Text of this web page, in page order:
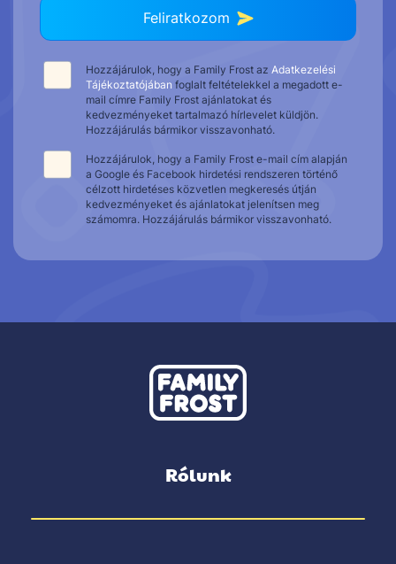
Feliratkozom
Hozzájárulok, hogy a Family Frost az Adatkezelési
Tájékoztatójában foglalt feltételekkel a megadott e-
mail címre Family Frost ajánlatokat és
kedvezményeket tartalmazó hírlevelet küldjön.
Hozzájárulás bármikor visszavonható.
Hozzájárulok, hogy a Family Frost e-mail cím alapján
a Google és Facebook hirdetési rendszeren történő
célzott hirdetéses közvetlen megkeresés útján
kedvezményeket és ajánlatokat jelenítsen meg
számomra. Hozzájárulás bármikor visszavonható.
Rólunk